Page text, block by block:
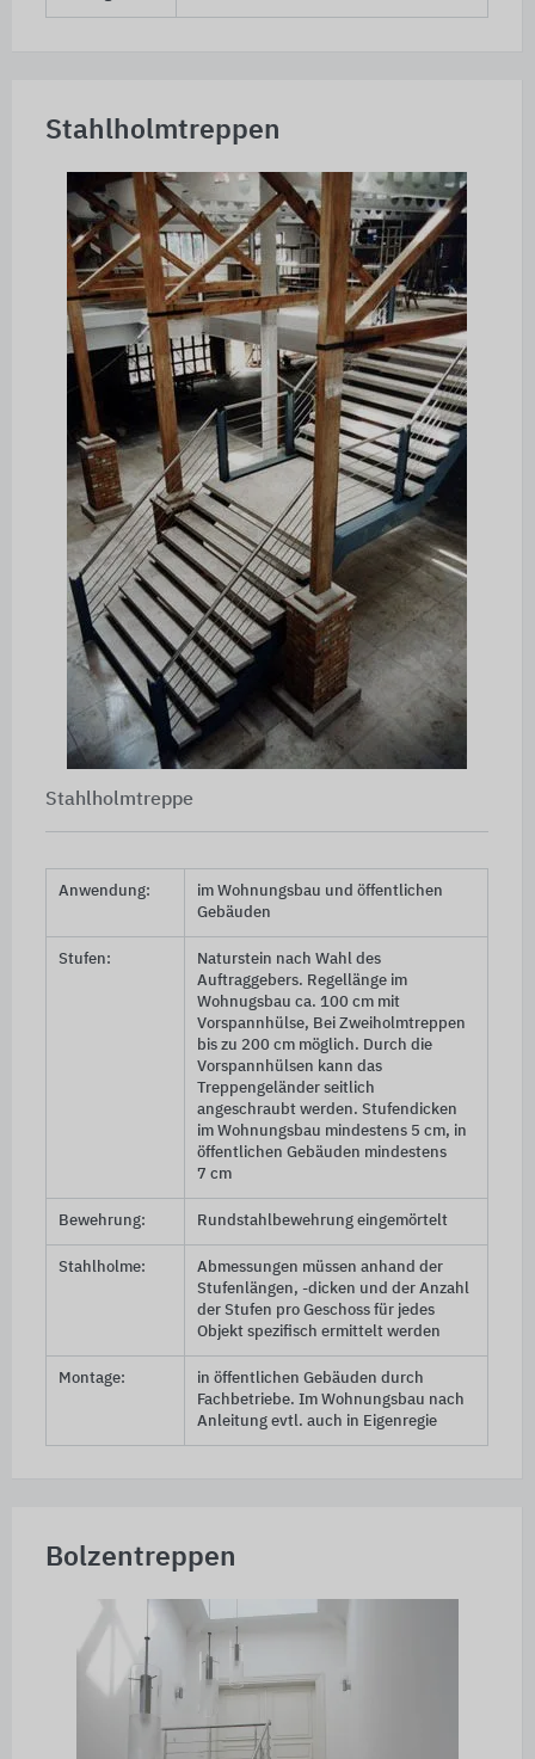
Stahlholmtreppen
Stahlholmtreppe
Anwendung:
im Wohnungsbau und öffentlichen
Gebäuden
Stufen:
Naturstein nach Wahl des
Auftraggebers. Regellänge im
Wohnugsbau ca. 100 cmmit
Vorspannhülse, Bei Zweiholmtreppen
bis zu 200 cmmöglich. Durch die
Vorspannhülsen kann das
Treppengeländer seitlich
angeschraubt werden. Stufendicken
im Wohnungsbau mindestens 5 cm, in
öffentlichen Gebäuden mindestens
7 cm
Bewehrung: Rundstahlbewehrung eingemörtelt
Stahlholme:
Abmessungen müssen anhand der
Stufenlängen, -dicken und der Anzahl
der Stufen pro Geschoss für jedes
Objekt spezifisch ermittelt werden
Montage:
in öffentlichen Gebäuden durch
Fachbetriebe. Im Wohnungsbau nach
Anleitung evtl. auch in Eigenregie
Bolzentreppen